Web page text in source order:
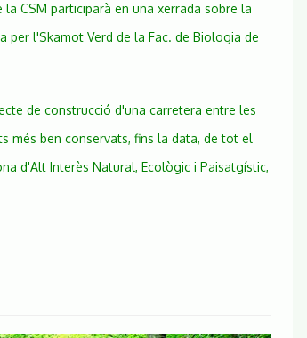
de
Sant
Marçal
CSM participarà en una xerrada sobre la
per l'Skamot Verd de la Fac. de Biologia de
de construcció d'una carretera entre les
més ben conservats, fins la data, de tot el
d'Alt Interès Natural, Ecològic i Paisatgístic,